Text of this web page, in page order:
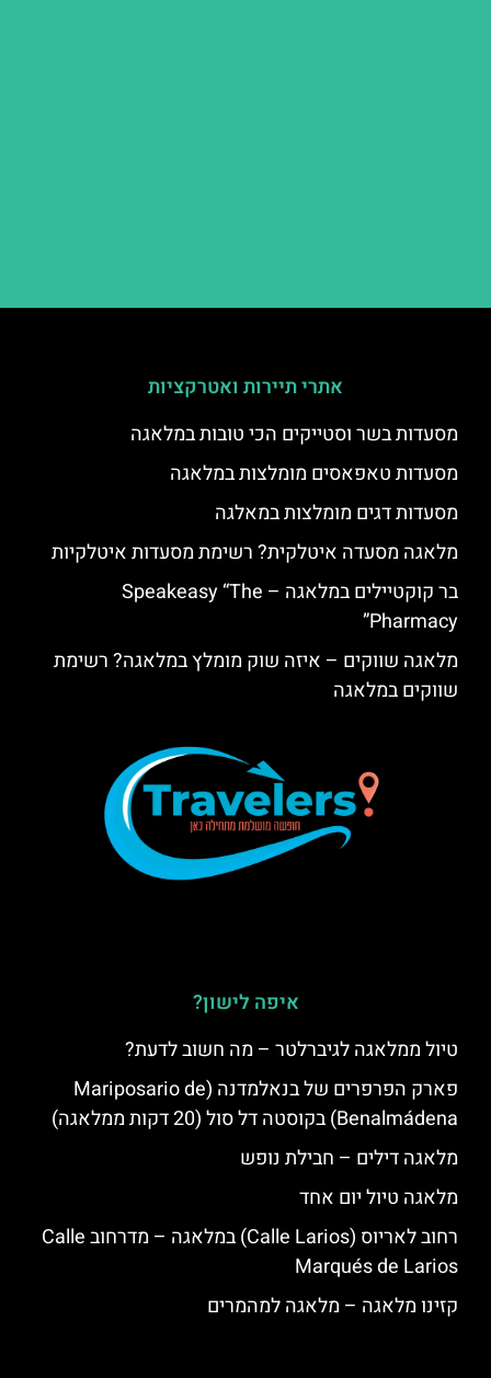
אתרי תיירות ואטרקציות
מסעדות בשר וסטייקים הכי טובות במלאגה
מסעדות טאפאסים מומלצות במלאגה
מסעדות דגים מומלצות במאלגה
מלאגה מסעדה איטלקית? רשימת מסעדות איטלקיות
בר קוקטיילים במלאגה – Speakeasy “The
Pharmacy”
מלאגה שווקים – איזה שוק מומלץ במלאגה? רשימת
שווקים במלאגה
איפה לישון?
טיול ממלאגה לגיברלטר – מה חשוב לדעת?
פארק הפרפרים של בנאלמדנה (Mariposario de
Benalmádena) בקוסטה דל סול (20 דקות ממלאגה)
מלאגה דילים – חבילת נופש
מלאגה טיול יום אחד
רחוב לאריוס (Calle Larios) במלאגה – מדרחוב Calle
Marqués de Larios
קזינו מלאגה – מלאגה למהמרים